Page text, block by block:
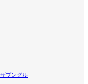
ザブングル